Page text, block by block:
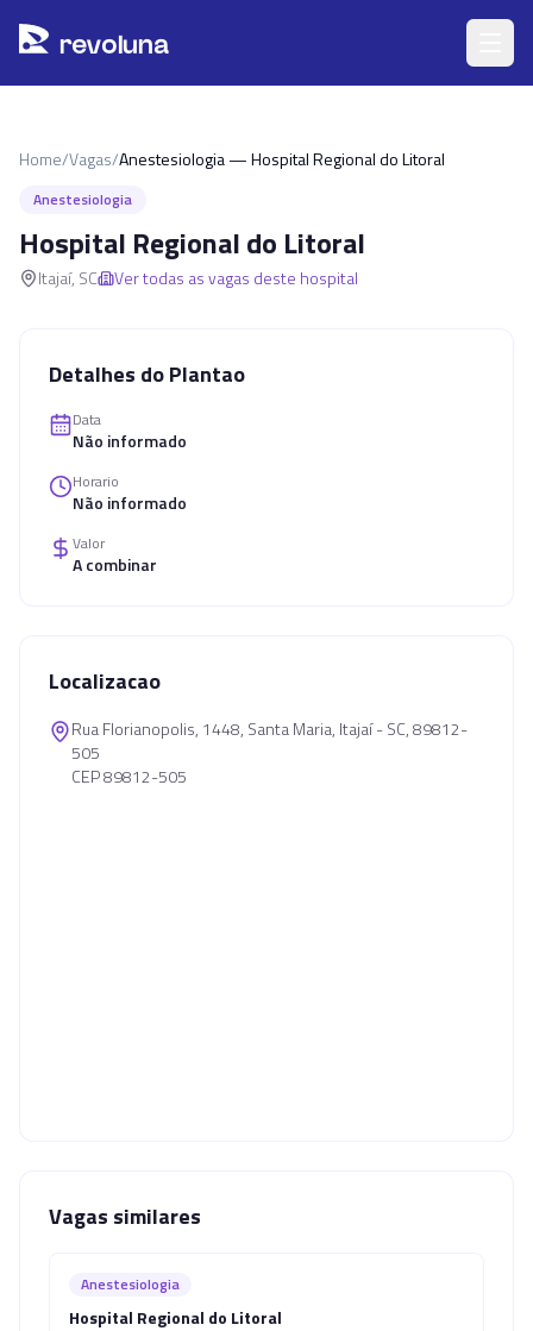
revoluna
Home/Vagas/Anestesiologia — Hospital Regional do Litoral
Anestesiologia
Hospital Regional do Litoral
Itajaí, SC Ver todas as vagas deste hospital
Detalhes do Plantao
Data
Não informado
Horario
Não informado
Valor
A combinar
Localizacao
Rua Florianopolis, 1448, Santa Maria, Itajaí - SC, 89812-
505
CEP 89812-505
Vagas similares
Anestesiologia
Hospital Regional do Litoral